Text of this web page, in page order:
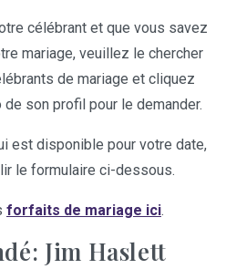
célébrant et que vous savez
mariage, veuillez le chercher
de mariage et cliquez
son profil pour le demander.
est disponible pour votre date,
le formulaire ci-dessous.
forfaits de mariage ici.
Jim Haslett